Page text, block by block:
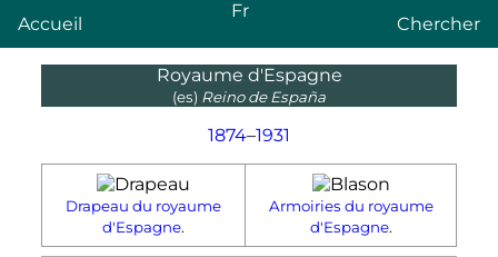
Accueil
Fr
Chercher
Royaume d'Espagne
(es) Reino de España
1874–1931
Drapeau du royaume
d'Espagne.
Armoiries du royaume
d'Espagne.